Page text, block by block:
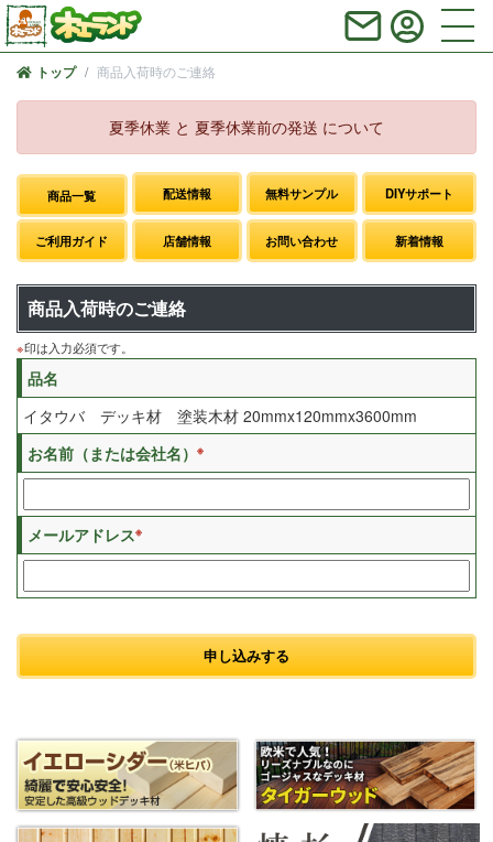
トップ 商品入荷時のご連絡
夏季休業 と 夏季休業前の発送 について
商品一覧 配送情報 無料サンプル DIYサポート
ご利用ガイド 店舗情報 お問い合わせ 新着情報
商品入荷時のご連絡
※印は入力必須です。
品名
イタウバ デッキ材 塗装木材 20mmx120mmx3600mm
お名前（または会社名） ※
メールアドレス※